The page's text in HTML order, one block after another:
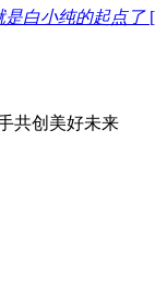
是白小纯的起点了
共创美好未来